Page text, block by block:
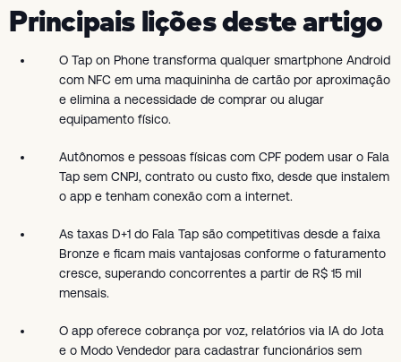
Principais lições deste artigo
O Tap on Phone transforma qualquer smartphone Android
com NFC em uma maquininha de cartão por aproximação
e elimina a necessidade de comprar ou alugar
equipamento físico.
Autônomos e pessoas físicas com CPF podem usar o Fala
Tap sem CNPJ, contrato ou custo fixo, desde que instalem
o app e tenham conexão com a internet.
As taxas D+1 do Fala Tap são competitivas desde a faixa
Bronze e ficam mais vantajosas conforme o faturamento
cresce, superando concorrentes a partir de R$ 15 mil
mensais.
O app oferece cobrança por voz, relatórios via IA do Jota
e o Modo Vendedor para cadastrar funcionários sem